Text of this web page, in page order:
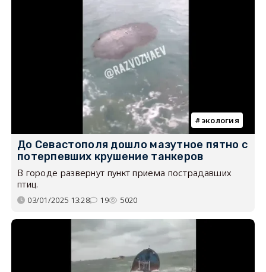
экология
До Севастополя дошло мазутное пятно с
потерпевших крушение танкеров
В городе развернут пункт приема пострадавших
птиц.
03/01/2025 13:28 19 5020